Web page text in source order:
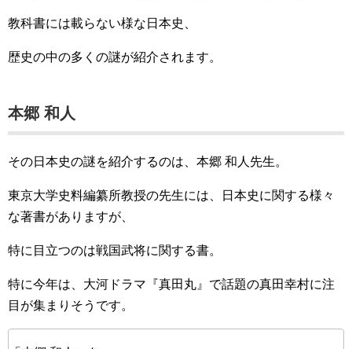
教科書には載らない様な日本史、
歴史の中の多くの謎が紹介されます。
本郷 和人
その日本史の謎を紹介するのは、本郷 和人先生。
東京大学史料編纂所教授の先生には、日本史に関する様々
な著書がありますが、
特に目立つのは戦国武将に関する書。
特に今年は、大河ドラマ『真田丸』で話題の真田幸村に注
目が集まりそうです。